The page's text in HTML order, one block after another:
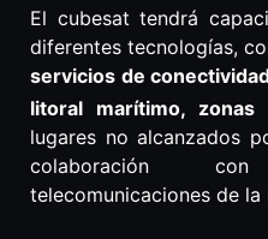
El cubesat tendrá
diferentes tecnologías,
servicios de
litoral marítimo, zonas
lugares no alcanzados
colaboración
telecomunicaciones de la